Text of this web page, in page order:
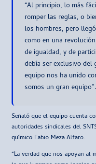
“Al principio, lo más
romper las reglas, o
los hombres, pero
como en una
de igualdad, y de
debía ser exclusivo
equipo nos ha unido
somos un gran equipo”.
Señaló que el equipo cuenta
autoridades sindicales del
químico Fabio Meza Alfaro.
“La verdad que nos apoyan al